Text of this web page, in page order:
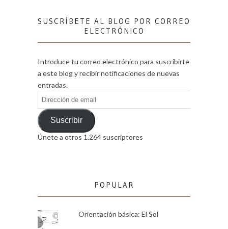
SUSCRÍBETE AL BLOG POR CORREO
ELECTRÓNICO
Introduce tu correo electrónico para suscribirte
a este blog y recibir notificaciones de nuevas
entradas.
Dirección
de
emailSuscribir
Únete a otros 1.264 suscriptores
POPULAR
Orientación básica: El Sol